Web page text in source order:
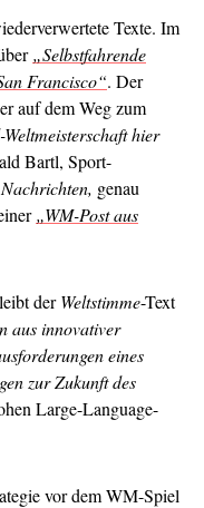
Texte. Im
„Selbstfahrende
Francisco“. Der
auf dem Weg zum
hier
Bartl, Sport-
genau
„WM-Post aus
derWeltstimme-Text
aus innovativer
eines
zur Zukunft des
Large-Language-
vor dem WM-Spiel